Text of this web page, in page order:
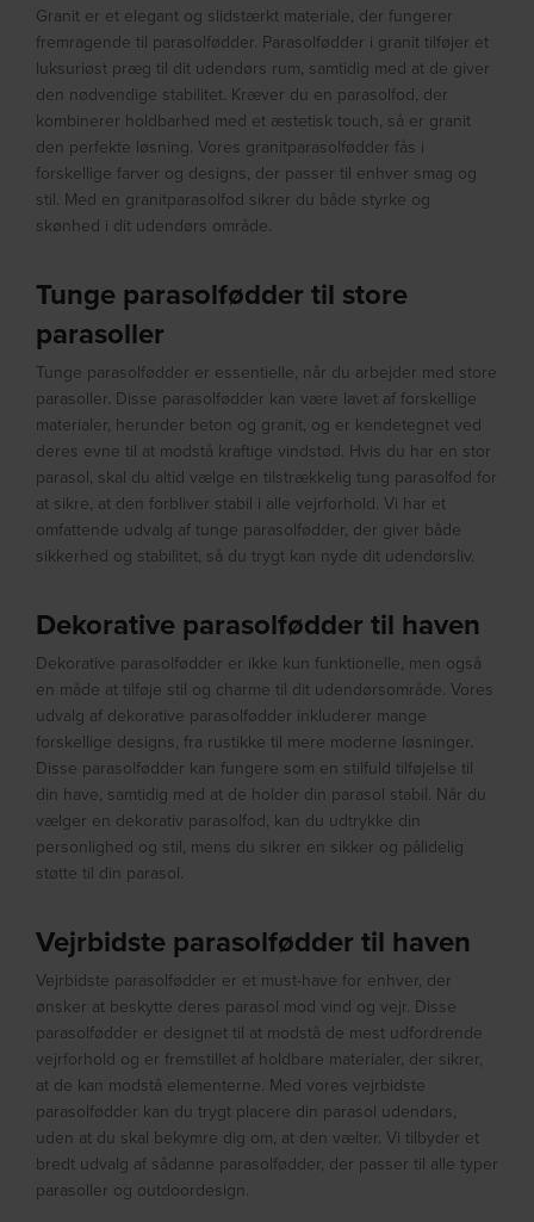
Granit er et elegant og slidstærkt materiale, der fungerer
fremragende til parasolfødder. Parasolfødder i granit tilføjer et
luksuriøst præg til dit udendørs rum, samtidig med at de giver
den nødvendige stabilitet. Kræver du en parasolfod, der
kombinerer holdbarhed med et æstetisk touch, så er granit
den perfekte løsning. Vores granitparasolfødder fås i
forskellige farver og designs, der passer til enhver smag og
stil. Med en granitparasolfod sikrer du både styrke og
skønhed i dit udendørs område.
Tunge parasolfødder til store
parasoller
Tunge parasolfødder er essentielle, når du arbejder med store
parasoller. Disse parasolfødder kan være lavet af forskellige
materialer, herunder beton og granit, og er kendetegnet ved
deres evne til at modstå kraftige vindstød. Hvis du har en stor
parasol, skal du altid vælge en tilstrækkelig tung parasolfod for
at sikre, at den forbliver stabil i alle vejrforhold. Vi har et
omfattende udvalg af tunge parasolfødder, der giver både
sikkerhed og stabilitet, så du trygt kan nyde dit udendørsliv.
Dekorative parasolfødder til haven
Dekorative parasolfødder er ikke kun funktionelle, men også
en måde at tilføje stil og charme til dit udendørsområde. Vores
udvalg af dekorative parasolfødder inkluderer mange
forskellige designs, fra rustikke til mere moderne løsninger.
Disse parasolfødder kan fungere som en stilfuld tilføjelse til
din have, samtidig med at de holder din parasol stabil. Når du
vælger en dekorativ parasolfod, kan du udtrykke din
personlighed og stil, mens du sikrer en sikker og pålidelig
støtte til din parasol.
Vejrbidste parasolfødder til haven
Vejrbidste parasolfødder er et must-have for enhver, der
ønsker at beskytte deres parasol mod vind og vejr. Disse
parasolfødder er designet til at modstå de mest udfordrende
vejrforhold og er fremstillet af holdbare materialer, der sikrer,
at de kan modstå elementerne. Med vores vejrbidste
parasolfødder kan du trygt placere din parasol udendørs,
uden at du skal bekymre dig om, at den vælter. Vi tilbyder et
bredt udvalg af sådanne parasolfødder, der passer til alle typer
parasoller og outdoordesign.